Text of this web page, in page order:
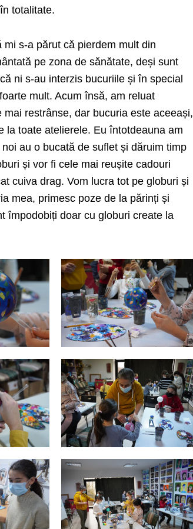
totalitate.
s-a părut că pierdem mult din
pe zona de sănătate, deși sunt
ni s-au interzis bucuriile și în special
mult. Acum însă, am reluat
restrânse, dar bucuria este aceeași,
la toate atelierele. Eu întotdeauna am
au o bucată de suflet și dăruim timp
și vor fi cele mai reușite cadouri
cuiva drag. Vom lucra tot pe globuri și
mea, primesc poze de la părinți și
împodobiți doar cu globuri create la